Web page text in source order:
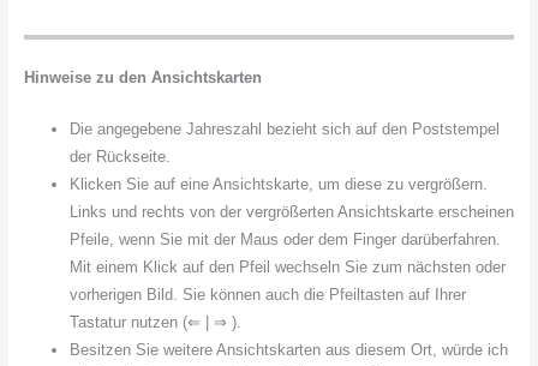
Hinweise zu den Ansichtskarten
Die angegebene Jahreszahl bezieht sich auf den Poststempel
der Rückseite.
Klicken Sie auf eine Ansichtskarte, um diese zu vergrößern.
Links und rechts von der vergrößerten Ansichtskarte erscheinen
Pfeile, wenn Sie mit der Maus oder dem Finger darüberfahren.
Mit einem Klick auf den Pfeil wechseln Sie zum nächsten oder
vorherigen Bild. Sie können auch die Pfeiltasten auf Ihrer
Tastatur nutzen (⇐ | ⇒ ).
Besitzen Sie weitere Ansichtskarten aus diesem Ort, würde ich